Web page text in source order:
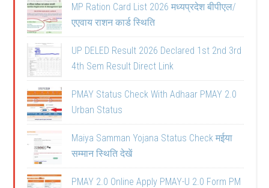
MP Ration Card List 2026 मध्यप्रदेश बीपीएल/
एएवाय राशन कार्ड स्थिति
UP DELED Result 2026 Declared 1st 2nd 3rd
4th Sem Result Direct Link
PMAY Status Check With Adhaar PMAY 2.0
Urban Status
Maiya Samman Yojana Status Check मईया
सम्मान स्थिति देखें
PMAY 2.0 Online Apply PMAY-U 2.0 Form PM